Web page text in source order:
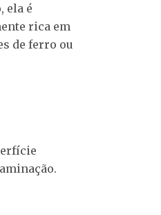
ela é
rica em
de ferro ou